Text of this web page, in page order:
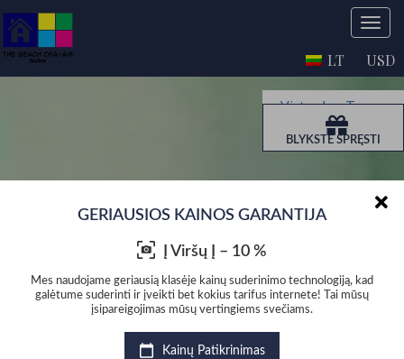
BLYKSTĖ SPRĘSTI
GERIAUSIOS KAINOS GARANTIJA
Į Viršų Į – 10 %
Mes naudojame geriausią klasėje kainų suderinimo technologiją, kad
galėtume suderinti ir įveikti bet kokius tarifus internete! Tai mūsų
įsipareigojimas mūsų vertingiems svečiams.
Kainų Patikrinimas
Virtualus Turas
LT USD